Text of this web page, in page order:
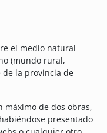
el medio natural
(mundo rural,
de la provincia de
de dos obras,
presentado